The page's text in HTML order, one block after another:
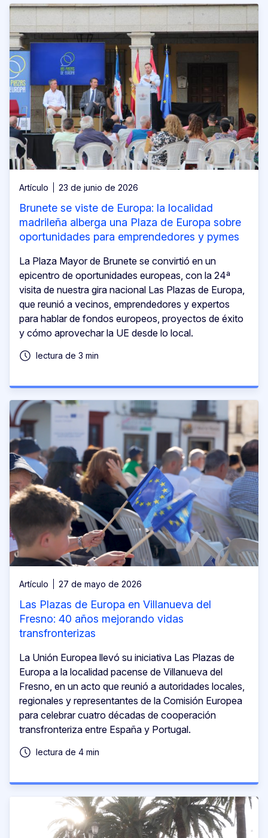
Artículo 23 de junio de 2026
Brunete se viste de Europa: la localidad
madrileña alberga una Plaza de Europa sobre
oportunidades para emprendedores y pymes
La Plaza Mayor de Brunete se convirtió en un
epicentro de oportunidades europeas, con la 24ª
visita de nuestra gira nacional Las Plazas de Europa,
que reunió a vecinos, emprendedores y expertos
para hablar de fondos europeos, proyectos de éxito
y cómo aprovechar la UE desde lo local.
lectura de 3 min
Artículo 27 de mayo de 2026
Las Plazas de Europa en Villanueva del
Fresno: 40 años mejorando vidas
transfronterizas
La Unión Europea llevó su iniciativa Las Plazas de
Europa a la localidad pacense de Villanueva del
Fresno, en un acto que reunió a autoridades locales,
regionales y representantes de la Comisión Europea
para celebrar cuatro décadas de cooperación
transfronteriza entre España y Portugal.
lectura de 4 min